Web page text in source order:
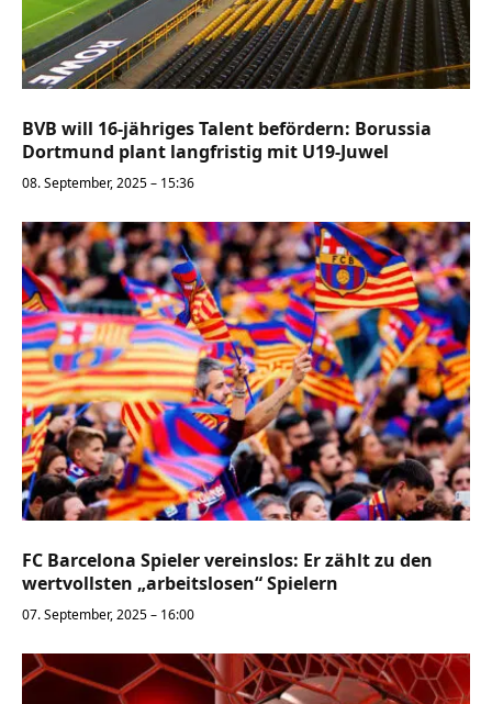
BVB will 16-jähriges Talent befördern: Borussia
Dortmund plant langfristig mit U19-Juwel
08. September, 2025 – 15:36
FC Barcelona Spieler vereinslos: Er zählt zu den
wertvollsten „arbeitslosen“ Spielern
07. September, 2025 – 16:00